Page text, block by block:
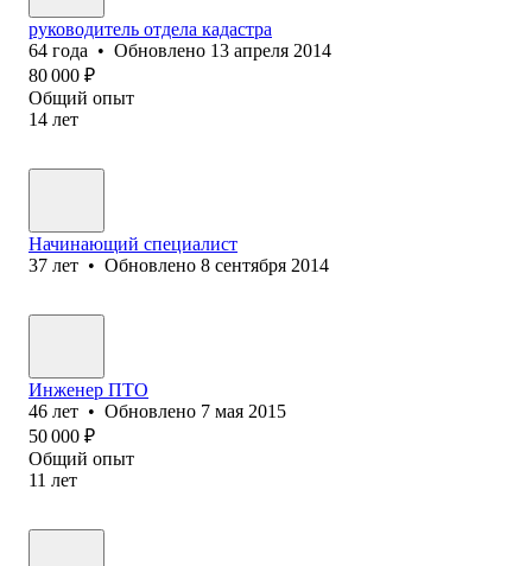
руководитель отдела кадастра
64 года • Обновлено 13 апреля 2014
80 000 ₽
Общий опыт
14 лет
Начинающий специалист
37 лет • Обновлено 8 сентября 2014
Инженер ПТО
46 лет • Обновлено 7 мая 2015
50 000 ₽
Общий опыт
11 лет